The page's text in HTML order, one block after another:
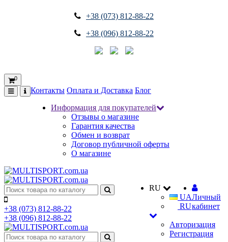
+38 (073) 812-88-22
+38 (096) 812-88-22
0
Контакты Оплата и Доставка Блог
Информация для покупателей
Отзывы о магазине
Гарантия качества
Обмен и возврат
Договор публичной оферты
О магазине
RU
UA
RU
Личный
кабинет
Авторизация
Регистрация
+38 (073) 812-88-22
+38 (096) 812-88-22